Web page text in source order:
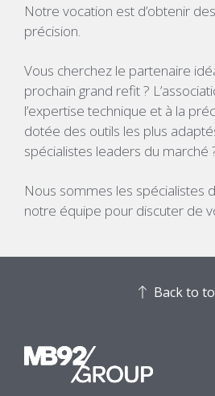
Notre vocation est d’obtenir
précision.
Vous cherchez le partenaire
prochain grand refit ?
l’expertise technique et à la
dotée des outils les plus
spécialistes leaders du marché
Nous sommes les spécialistes
notre équipe pour discuter de
Back to